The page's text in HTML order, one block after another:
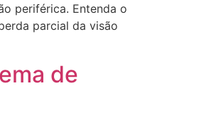
periférica. Entenda o
parcial da visão
de